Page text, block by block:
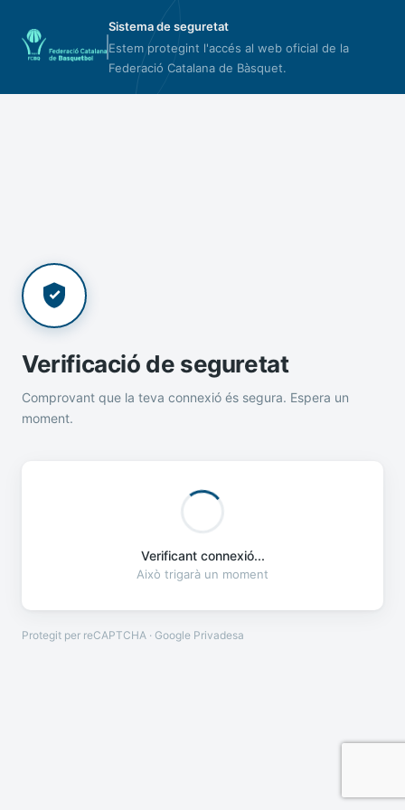
Sistema de seguretat
Estem protegint l'accés al web oficial de la
Federació Catalana de Bàsquet.
Verificació de seguretat
Comprovant que la teva connexió és segura. Espera un
moment.
Verificant connexió...
Això trigarà un moment
Protegit per reCAPTCHA · Google Privadesa